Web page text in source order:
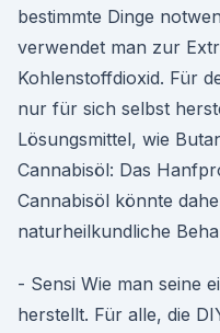
bestimmte Dinge
verwendet man zur
Kohlenstoffdioxid. Für
nur für sich selbst
Lösungsmittel, wie
Cannabisöl: Das
Cannabisöl könnte
naturheilkundliche
- Sensi Wie man seine
herstellt. Für alle, die